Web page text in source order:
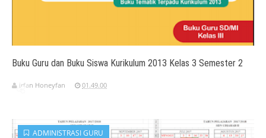
Buku Guru dan Buku Siswa Kurikulum 2013 Kelas 3 Semester 2
irfan Honeyfan 01.49.00
ADMINISTRASI GURU